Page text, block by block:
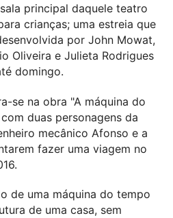
principal daquele teatro
crianças; uma estreia que
por John Mowat,
Oliveira e Julieta Rodrigues
domingo.
se na obra "A máquina do
duas personagens da
mecânico Afonso e a
fazer uma viagem no
de uma máquina do tempo
de uma casa, sem